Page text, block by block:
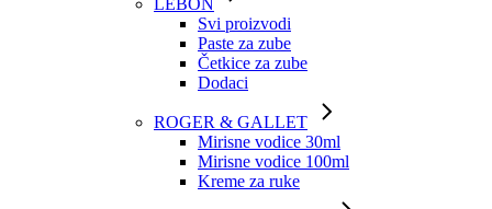
LEBON
Svi proizvodi
Paste za zube
Četkice za zube
Dodaci
ROGER & GALLET
Mirisne vodice 30ml
Mirisne vodice 100ml
Kreme za ruke